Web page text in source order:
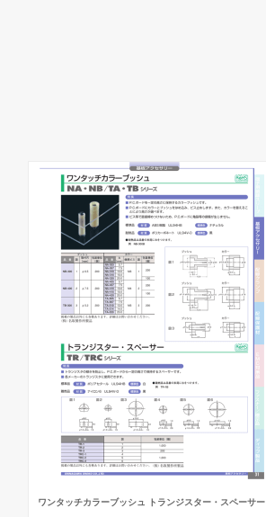
ワンタッチカラーブッシュ トランジスター・スペーサー